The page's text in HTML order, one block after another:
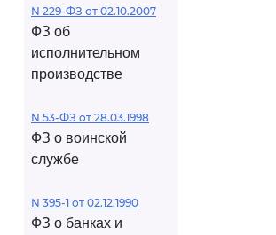
N 229-ФЗ от 02.10.2007
ФЗ об
исполнительном
производстве
N 53-ФЗ от 28.03.1998
ФЗ о воинской
службе
N 395-1 от 02.12.1990
ФЗ о банках и